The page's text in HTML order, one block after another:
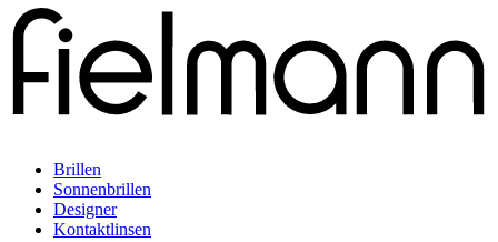
Brillen
Sonnenbrillen
Designer
Kontaktlinsen